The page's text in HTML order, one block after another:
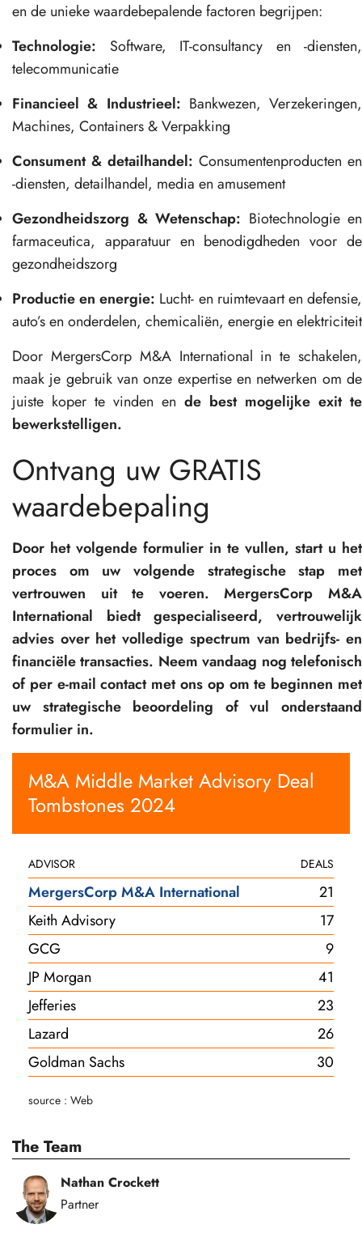
en de unieke waardebepalende factoren begrijpen:
Technologie: Software, IT-consultancy en -diensten,
telecommunicatie
Financieel & Industrieel: Bankwezen, Verzekeringen,
Machines, Containers & Verpakking
Consument & detailhandel: Consumentenproducten en
-diensten, detailhandel, media en amusement
Gezondheidszorg & Wetenschap: Biotechnologie en
farmaceutica, apparatuur en benodigdheden voor de
gezondheidszorg
Productie en energie: Lucht- en ruimtevaart en defensie,
auto’s en onderdelen, chemicaliën, energie en elektriciteit
Door MergersCorp M&A International in te schakelen,
maak je gebruik van onze expertise en netwerken om de
juiste koper te vinden en de best mogelijke exit te
bewerkstelligen.
Ontvang uw GRATIS
waardebepaling
Door het volgende formulier in te vullen, start u het
proces om uw volgende strategische stap met
vertrouwen uit te voeren. MergersCorp M&A
International biedt gespecialiseerd, vertrouwelijk
advies over het volledige spectrum van bedrijfs- en
financiële transacties. Neem vandaag nog telefonisch
of per e-mail contact met ons op om te beginnen met
uw strategische beoordeling of vul onderstaand
formulier in.
M&A Middle Market Advisory Deal
Tombstones 2024
ADVISOR DEALS
MergersCorp M&A International
21
Keith Advisory
17
GCG
9
JP Morgan
41
Jefferies
23
Lazard
26
Goldman Sachs
30
source : Web
The Team
Nathan Crockett
Partner